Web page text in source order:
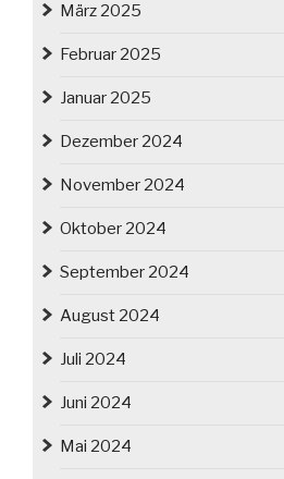
März 2025
Februar 2025
Januar 2025
Dezember 2024
November 2024
Oktober 2024
September 2024
August 2024
Juli 2024
Juni 2024
Mai 2024